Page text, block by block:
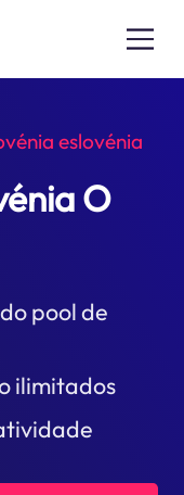
eslovénia
O
pool de
ilimitados